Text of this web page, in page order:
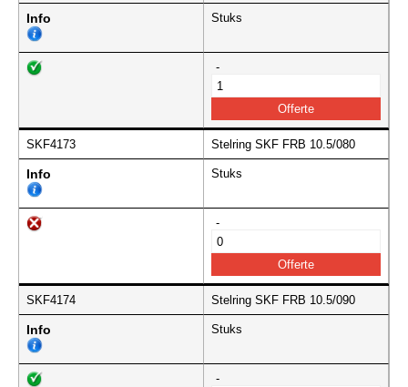
Info Stuks
-
SKF4173 Stelring SKF FRB 10.5/080
Info Stuks
-
SKF4174 Stelring SKF FRB 10.5/090
Info Stuks
-